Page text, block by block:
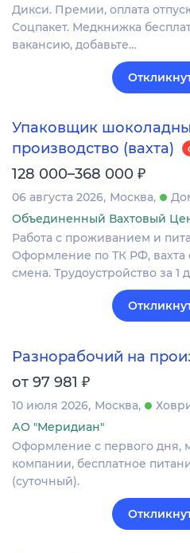
Дикси. Премии, оплата
Соцпакет. Медкнижка
вакансию, добавьте…
Упаковщик
производство (вахта)
128 000–368 000 ₽
06 августа 2026 Москва
Объединенный Вахтовый
Работа с проживанием и
Оформление по ТК РФ, вахта
смена. Трудоустройство за 1
Разнорабочий на
от 97 981 ₽
10 июля 2026 Москва
АО "Меридиан"
Оформление c первого дня,
компании, бесплатное
(суточный).